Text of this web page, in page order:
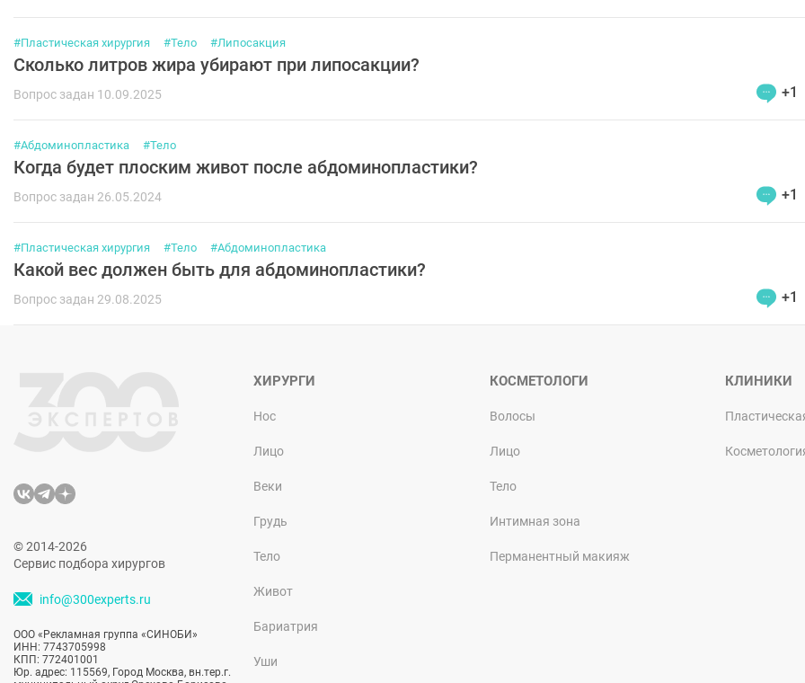
#Пластическая хирургия #Тело #Липосакция
Сколько литров жира убирают при липосакции?
Вопрос задан 10.09.2025 +1
#Абдоминопластика #Тело
Когда будет плоским живот после абдоминопластики?
Вопрос задан 26.05.2024 +1
#Пластическая хирургия #Тело #Абдоминопластика
Какой вес должен быть для абдоминопластики?
Вопрос задан 29.08.2025 +1
© 2014-2026
Сервис подбора хирургов
info@300experts.ru
ООО «Рекламная группа «СИНОБИ»
ИНН: 7743705998
КПП: 772401001
Юр. адрес: 115569, Город Москва, вн.тер.г.
ХИРУРГИ
Нос
Лицо
Веки
Грудь
Тело
Живот
Бариатрия
Уши
КОСМЕТОЛОГИ
Волосы
Лицо
Тело
Интимная зона
Перманентный макияж
КЛИНИКИ